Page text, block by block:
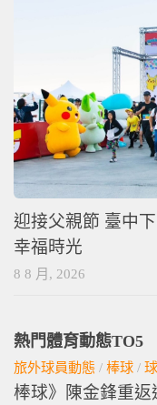
迎接父親節 臺中
幸福時光
8 8 月, 2026
熱門體育動態TO5
旅外球員動態 / 棒球 /
棒球》陳金鋒重